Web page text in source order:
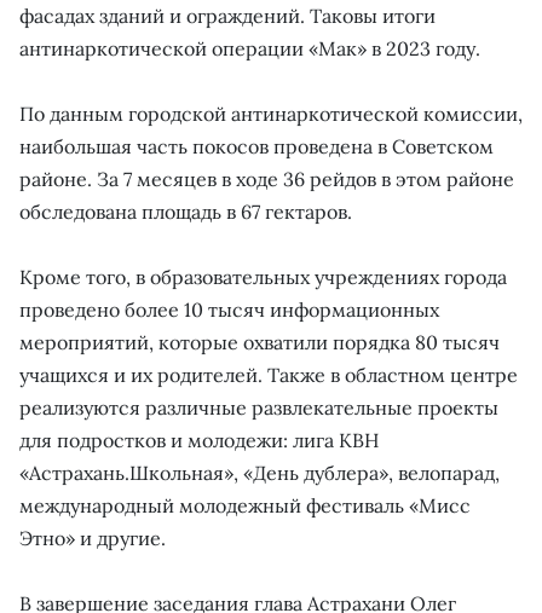
фасадах зданий и ограждений. Таковы итоги
антинаркотической операции «Мак» в 2023 году.
По данным городской антинаркотической комиссии,
наибольшая часть покосов проведена в Советском
районе. За 7 месяцев в ходе 36 рейдов в этом районе
обследована площадь в 67 гектаров.
Кроме того, в образовательных учреждениях города
проведено более 10 тысяч информационных
мероприятий, которые охватили порядка 80 тысяч
учащихся и их родителей. Также в областном центре
реализуются различные развлекательные проекты
для подростков и молодежи: лига КВН
«Астрахань.Школьная», «День дублера», велопарад,
международный молодежный фестиваль «Мисс
Этно» и другие.
В завершение заседания глава Астрахани Олег